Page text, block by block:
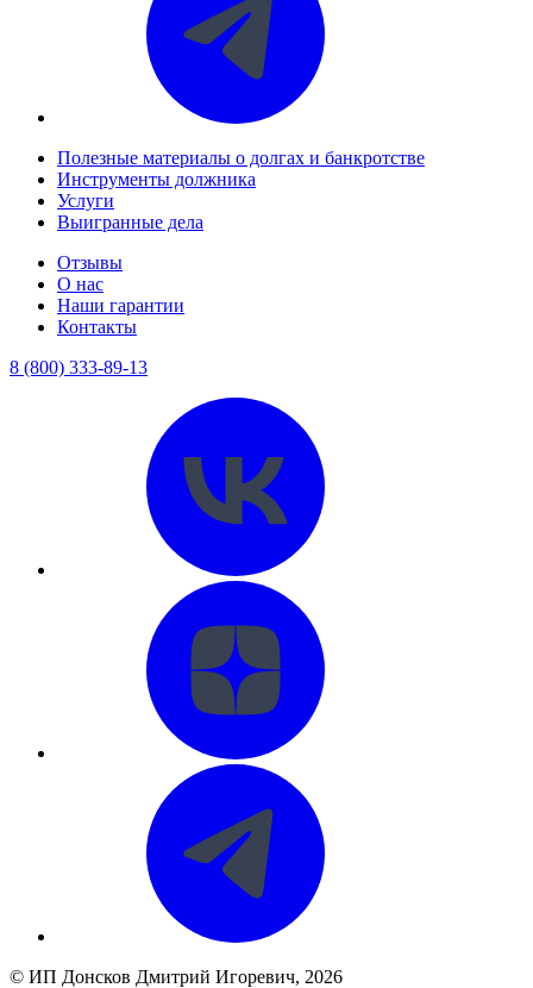
Полезные материалы о долгах и банкротстве
Инструменты должника
Услуги
Выигранные дела
Отзывы
О нас
Наши гарантии
Контакты
8 (800) 333-89-13
© ИП Донсков Дмитрий Игоревич, 2026